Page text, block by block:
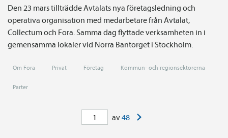
Den 23 mars tillträdde Avtalats nya företagsledning och
operativa organisation med medarbetare från Avtalat,
Collectum och Fora. Samma dag flyttade verksamheten in i
gemensamma lokaler vid Norra Bantorget i Stockholm.
Om Fora Privat Företag Kommun- och regionsektorerna
Parter
av48